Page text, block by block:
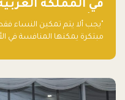
في المملكة
ناشئة تلو الأخرى."
"يجب ألا يتم تمكين النساء
مبتكرة يمكنها المنافسة في